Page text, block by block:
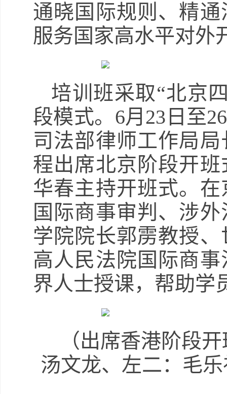
通晓国际规则、精
服务国家高水平对外
培训班采取“北京
段模式。6月23日至
司法部律师工作局
程出席北京阶段开
华春主持开班式。
国际商事审判、涉
学院院长郭雳教授
高人民法院国际商
界人士授课，帮助学
（出席香港阶段
汤文龙、左二：毛